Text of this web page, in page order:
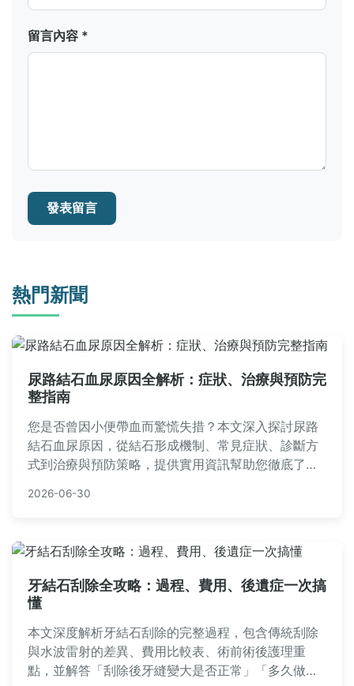
留言內容 *
發表留言
熱門新聞
尿路結石血尿原因全解析：症狀、治療與預防完
整指南
您是否曾因小便帶血而驚慌失措？本文深入探討尿路
結石血尿原因，從結石形成機制、常見症狀、診斷方
式到治療與預防策略，提供實用資訊幫助您徹底了解
2026-06-30
牙結石刮除全攻略：過程、費用、後遺症一次搞
懂
本文深度解析牙結石刮除的完整過程，包含傳統刮除
與水波雷射的差異、費用比較表、術前術後護理重
點，並解答「刮除後牙縫變大是否正常」「多久做一